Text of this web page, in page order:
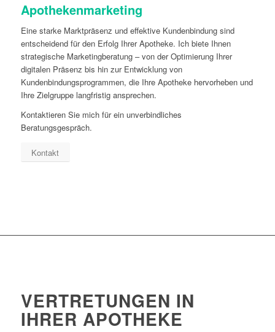
Apothekenmarketing
Eine starke Marktpräsenz und effektive Kundenbindung sind
entscheidend für den Erfolg Ihrer Apotheke. Ich biete Ihnen
strategische Marketingberatung – von der Optimierung Ihrer
digitalen Präsenz bis hin zur Entwicklung von
Kundenbindungsprogrammen, die Ihre Apotheke hervorheben und
Ihre Zielgruppe langfristig ansprechen.
Kontaktieren Sie mich für ein unverbindliches
Beratungsgespräch.
Kontakt
VERTRETUNGEN IN
IHRER APOTHEKE